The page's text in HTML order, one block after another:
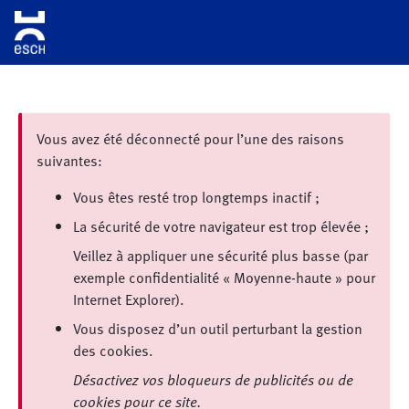
Aller au contenu principal
Vous avez été déconnecté pour l’une des raisons
suivantes:
Vous êtes resté trop longtemps inactif ;
La sécurité de votre navigateur est trop élevée ;
Veillez à appliquer une sécurité plus basse (par
exemple confidentialité « Moyenne-haute » pour
Internet Explorer).
Vous disposez d’un outil perturbant la gestion
des cookies.
Désactivez vos bloqueurs de publicités ou de
cookies pour ce site.